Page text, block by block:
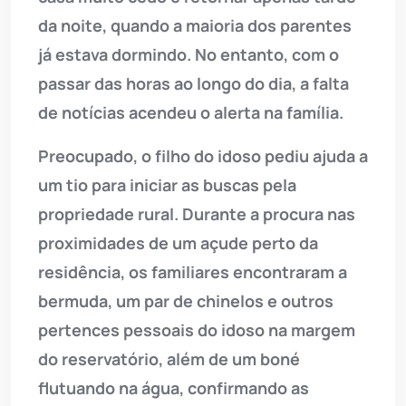
da noite, quando a maioria dos parentes
já estava dormindo. No entanto, com o
passar das horas ao longo do dia, a falta
de notícias acendeu o alerta na família.
Preocupado, o filho do idoso pediu ajuda a
um tio para iniciar as buscas pela
propriedade rural. Durante a procura nas
proximidades de um açude perto da
residência, os familiares encontraram a
bermuda, um par de chinelos e outros
pertences pessoais do idoso na margem
do reservatório, além de um boné
flutuando na água, confirmando as